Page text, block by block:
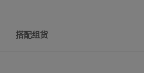
搭配组货